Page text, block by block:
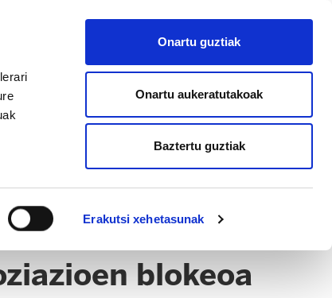
Erakutsi xehetasunak
Onartu guztiak
Onartu aukeratutakoak
Baztertu guztiak
AFILIATU
blokeoa